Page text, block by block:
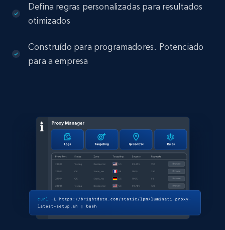
Defina regras personalizadas para resultados
otimizados
Construído para programadores. Potenciado
para a empresa